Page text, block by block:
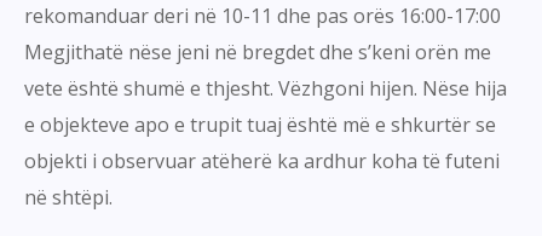
rekomanduar deri në 10-11 dhe pas orës 16:00-17:00
Megjithatë nëse jeni në bregdet dhe s’keni orën me
vete është shumë e thjesht. Vëzhgoni hijen. Nëse hija
e objekteve apo e trupit tuaj është më e shkurtër se
objekti i observuar atëherë ka ardhur koha të futeni
në shtëpi.